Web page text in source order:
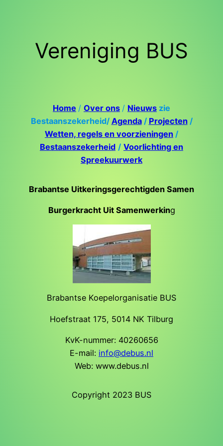
Vereniging BUS
Home / Over ons / Nieuws zie
Bestaanszekerheid/ Agenda/ Projecten/
Wetten, regels en voorzieningen /
Bestaanszekerheid / Voorlichting en
Spreekuurwerk
Brabantse Uitkeringsgerechtigden Samen
Burgerkracht Uit Samenwerking
Brabantse Koepelorganisatie BUS
Hoefstraat 175, 5014 NK Tilburg
KvK-nummer: 40260656
E-mail: info@debus.nl
Web: www.debus.nl
Copyright 2023 BUS